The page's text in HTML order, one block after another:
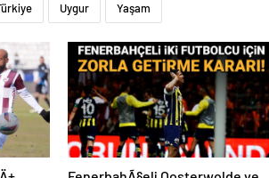
Uygur Yaşam